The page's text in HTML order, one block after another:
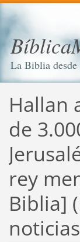
La Biblia
Hallan
de
rey
Biblia]